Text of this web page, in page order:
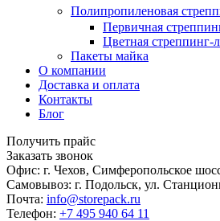
Полипропиленовая
Первичная
Цветная стреппинг-
Пакеты майка
О компании
Доставка и оплата
Контакты
Блог
Получить прайс
Заказать звонок
Офис: г. Чехов, Симферопольское
Самовывоз: г. Подольск, ул.
Почта: info@storepack.ru
Телефон: +7 495 940 64 11